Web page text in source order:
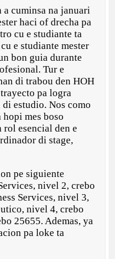
a cuminsa na januari
haci of drecha pa
cu e studiante ta
e studiante mester
bon guia durante
Tur e
di trabou den HOH
pa logra
estudio. Nos como
hopi mes boso
esencial den e
di stage,
pe siguiente
nivel 2, crebo
Services, nivel 3,
nivel 4, crebo
25655. Ademas, ya
pa loke ta